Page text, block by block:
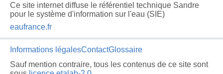
Ce site internet diffuse le référentiel technique Sandre
pour le système d'information sur l'eau (SIE)
eaufrance.fr
Informations légalesContactGlossaire
Sauf mention contraire, tous les contenus de ce site sont